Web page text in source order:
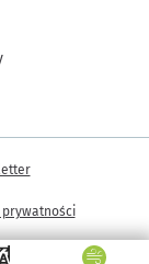
wroclaw.pl